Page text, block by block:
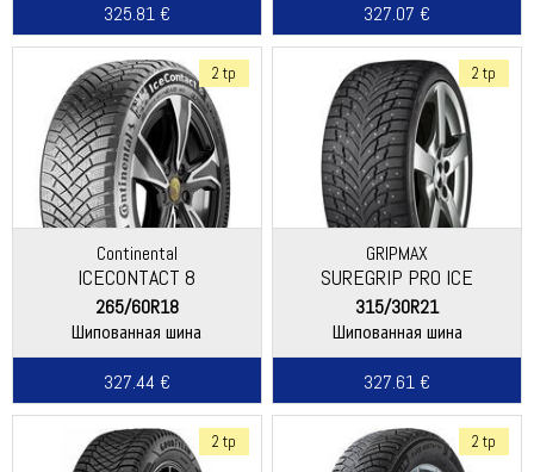
325.81 €
327.07 €
2 tp
Continental
ICECONTACT 8
265/60R18
Шипованная шина
327.44 €
2 tp
GRIPMAX
SUREGRIP PRO ICE
315/30R21
Шипованная шина
327.61 €
2 tp 2 tp